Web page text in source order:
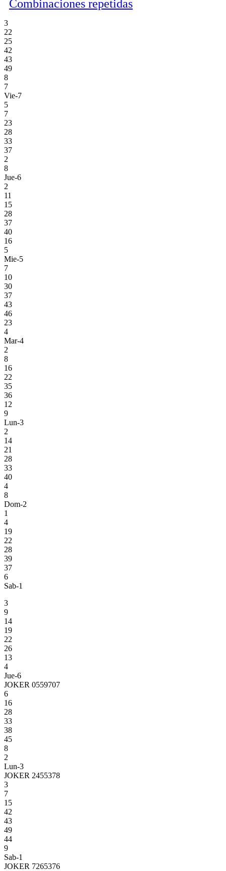
Combinaciones repetidas
3
22
25
42
43
49
8
7
Vie-7
5
7
23
28
33
37
2
8
Jue-6
2
11
15
28
37
40
16
5
Mie-5
7
10
30
37
43
46
23
4
Mar-4
2
8
16
22
35
36
12
9
Lun-3
2
14
21
28
33
40
4
8
Dom-2
1
4
19
22
28
39
37
6
Sab-1
3
9
14
19
22
26
13
4
Jue-6
JOKER 0559707
6
16
28
33
38
45
8
2
Lun-3
JOKER 2455378
3
7
15
42
43
49
44
9
Sab-1
JOKER 7265376